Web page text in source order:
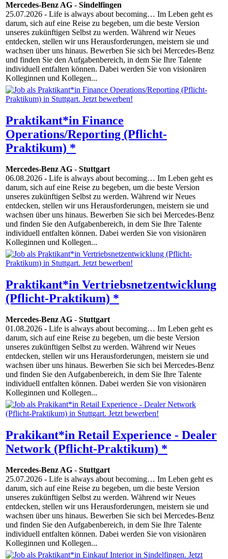
Mercedes-Benz AG - Sindelfingen
25.07.2026 - Life is always about becoming… Im Leben geht es
darum, sich auf eine Reise zu begeben, um die beste Version
unseres zukünftigen Selbst zu werden. Während wir Neues
entdecken, stellen wir uns Herausforderungen, meistern sie und
wachsen über uns hinaus. Bewerben Sie sich bei Mercedes-Benz
und finden Sie den Aufgabenbereich, in dem Sie Ihre Talente
individuell entfalten können. Dabei werden Sie von visionären
Kolleginnen und Kollegen...
Praktikant*in Finance
Operations/Reporting (Pflicht-
Praktikum) *
Mercedes-Benz AG - Stuttgart
06.08.2026 - Life is always about becoming… Im Leben geht es
darum, sich auf eine Reise zu begeben, um die beste Version
unseres zukünftigen Selbst zu werden. Während wir Neues
entdecken, stellen wir uns Herausforderungen, meistern sie und
wachsen über uns hinaus. Bewerben Sie sich bei Mercedes-Benz
und finden Sie den Aufgabenbereich, in dem Sie Ihre Talente
individuell entfalten können. Dabei werden Sie von visionären
Kolleginnen und Kollegen...
Praktikant*in Vertriebsnetzentwicklung
(Pflicht-Praktikum) *
Mercedes-Benz AG - Stuttgart
01.08.2026 - Life is always about becoming… Im Leben geht es
darum, sich auf eine Reise zu begeben, um die beste Version
unseres zukünftigen Selbst zu werden. Während wir Neues
entdecken, stellen wir uns Herausforderungen, meistern sie und
wachsen über uns hinaus. Bewerben Sie sich bei Mercedes-Benz
und finden Sie den Aufgabenbereich, in dem Sie Ihre Talente
individuell entfalten können. Dabei werden Sie von visionären
Kolleginnen und Kollegen...
Prakikant*in Retail Experience - Dealer
Network (Pflicht-Praktikum) *
Mercedes-Benz AG - Stuttgart
25.07.2026 - Life is always about becoming… Im Leben geht es
darum, sich auf eine Reise zu begeben, um die beste Version
unseres zukünftigen Selbst zu werden. Während wir Neues
entdecken, stellen wir uns Herausforderungen, meistern sie und
wachsen über uns hinaus. Bewerben Sie sich bei Mercedes-Benz
und finden Sie den Aufgabenbereich, in dem Sie Ihre Talente
individuell entfalten können. Dabei werden Sie von visionären
Kolleginnen und Kollegen...